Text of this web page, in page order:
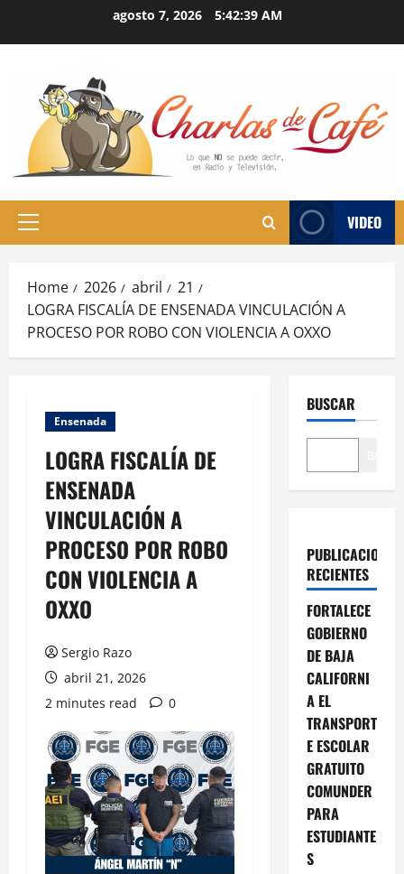
agosto 7, 2026 5:42:40 AM
Primary
VIDEO
Home 2026 abril
21
LOGRA FISCALÍA DE ENSENADA VINCULACIÓN A
PROCESO POR ROBO CON VIOLENCIA A OXXO
Ensenada
LOGRA FISCALÍA DE
ENSENADA
VINCULACIÓN A
PROCESO POR ROBO
CON VIOLENCIA A
OXXO
Sergio Razo
abril 21, 2026
2 minutes read
0
BUSCAR
PUBLICACIONES
RECIENTES
FORTALECE
GOBIERNO
DE BAJA
CALIFORNI
A EL
TRANSPORT
E ESCOLAR
GRATUITO
COMUNDER
PARA
ESTUDIANTE
S